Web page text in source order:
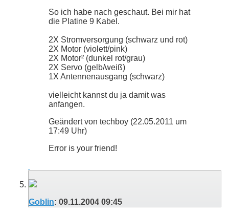
So ich habe nach geschaut. Bei mir hat
die Platine 9 Kabel.
2X Stromversorgung (schwarz und rot)
2X Motor (violett/pink)
2X Motor² (dunkel rot/grau)
2X Servo (gelb/weiß)
1X Antennenausgang (schwarz)
vielleicht kannst du ja damit was
anfangen.
Geändert von techboy (22.05.2011 um
17:49 Uhr)
Error is your friend!
Goblin: 09.11.2004 09:45